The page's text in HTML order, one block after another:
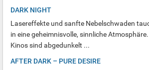
DARK NIGHT
Lasereffekte und sanfte Nebelschwaden
in eine geheimnisvolle, sinnliche
Kinos sind abgedunkelt ...
AFTER DARK – PURE DESIRE